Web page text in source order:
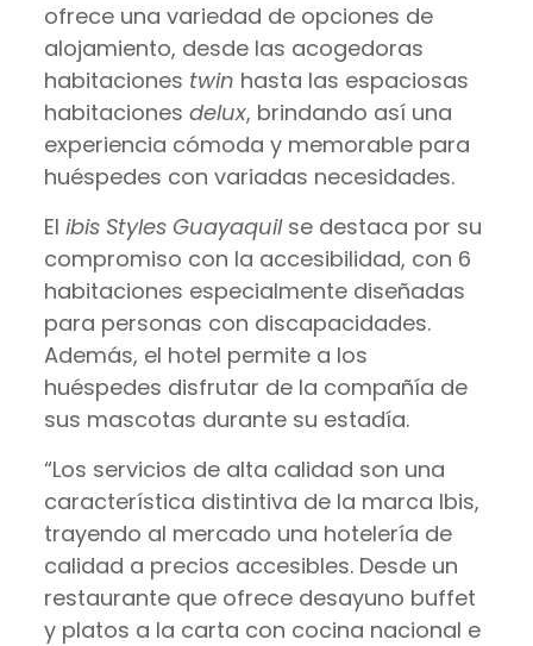
ofrece una variedad de opciones de
alojamiento, desde las acogedoras
habitaciones twin hasta las espaciosas
habitaciones delux, brindando así una
experiencia cómoda y memorable para
huéspedes con variadas necesidades.
El ibis Styles Guayaquil se destaca por su
compromiso con la accesibilidad, con 6
habitaciones especialmente diseñadas
para personas con discapacidades.
Además, el hotel permite a los
huéspedes disfrutar de la compañía de
sus mascotas durante su estadía.
“Los servicios de alta calidad son una
característica distintiva de la marca Ibis,
trayendo al mercado una hotelería de
calidad a precios accesibles. Desde un
restaurante que ofrece desayuno buffet
y platos a la carta con cocina nacional e